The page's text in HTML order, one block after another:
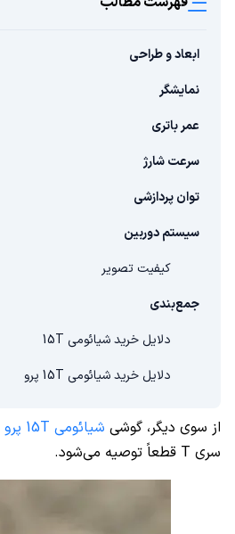
ابعاد و طراحی
نمایشگر
عمر باتری
سرعت شارژ
توان پردازشی
سیستم دوربین
کیفیت تصویر
جمع‌بندی
دلایل خرید شیائومی 15T
دلایل خرید شیائومی 15T پرو
از سوی دیگر، گوشی شیائومی 15T پرو
سری T قطعاً توصیه می‌شود.